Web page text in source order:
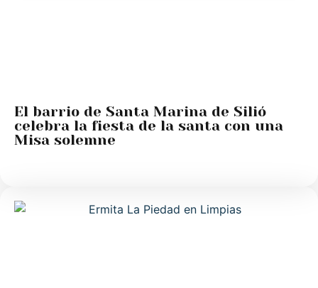
El barrio de Santa Marina de Silió
celebra la fiesta de la santa con una
Misa solemne